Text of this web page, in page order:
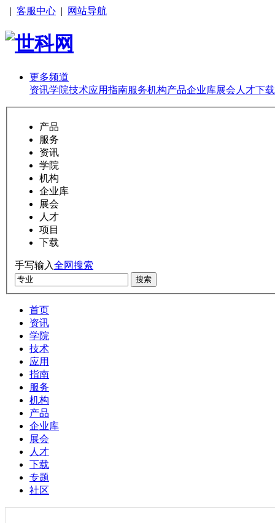
| 客服中心 | 网站导航
更多频道
资讯学院技术应用指南服务机构产品企业库展会 人才下载
产品
服务
资讯
学院
机构
企业库
展会
人才
项目
下载
手写输入全网搜索
搜索
首页
资讯
学院
技术
应用
指南
服务
机构
产品
企业库
展会
人才
下载
专题
社区